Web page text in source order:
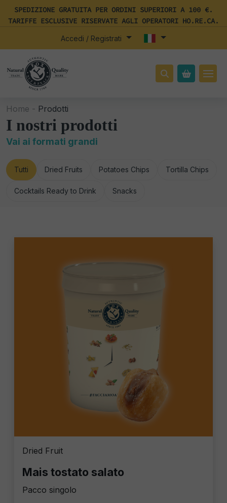
SPEDIZIONE GRATUITA PER ORDINI SUPERIORI A 100 €.
TARIFFE ESCLUSIVE RISERVATE AGLI OPERATORI HO.RE.CA.
Accedi / Registrati
Home - Prodotti
I nostri prodotti
Vai ai formati grandi
Tutti Dried Fruits Potatoes Chips Tortilla Chips
Cocktails Ready to Drink Snacks
Dried Fruit
Mais tostato salato
Pacco singolo